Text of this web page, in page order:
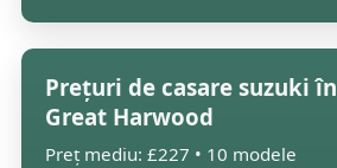
Prețuri de casare suzuki în
Great Harwood
Preț mediu: £227 • 10 modele